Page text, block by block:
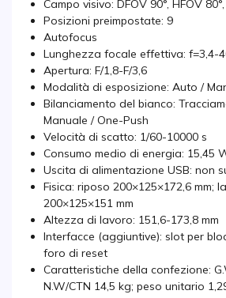
Campo visivo: DFOV 90°, HFOV
Posizioni preimpostate: 9
Autofocus
Lunghezza focale effettiva: f=3,4-
Apertura: F/1,8-F/3,6
Modalità di esposizione: Auto /
Bilanciamento del bianco:
Manuale / One-Push
Velocità di scatto: 1/60-10000 s
Consumo medio di energia: 15,45
Uscita di alimentazione USB: non
Fisica: riposo 200×125×172,6 mm;
200×125×151 mm
Altezza di lavoro: 151,6-173,8 mm
Interfacce (aggiuntive): slot per
foro di reset
Caratteristiche della confezione:
N.W/CTN 14,5 kg; peso unitario